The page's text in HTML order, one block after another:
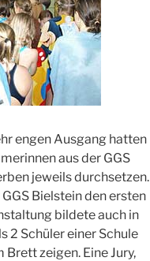
engen Ausgang hatten
aus der GGS
jeweils durchsetzen.
Bielstein den ersten
bildete auch in
2 Schüler einer Schule
zeigen. Eine Jury,